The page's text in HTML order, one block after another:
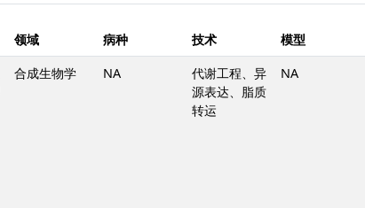
领域 病种 技术
模型
合成生物学 NA
代谢工程、异
源表达、脂质
转运
NA